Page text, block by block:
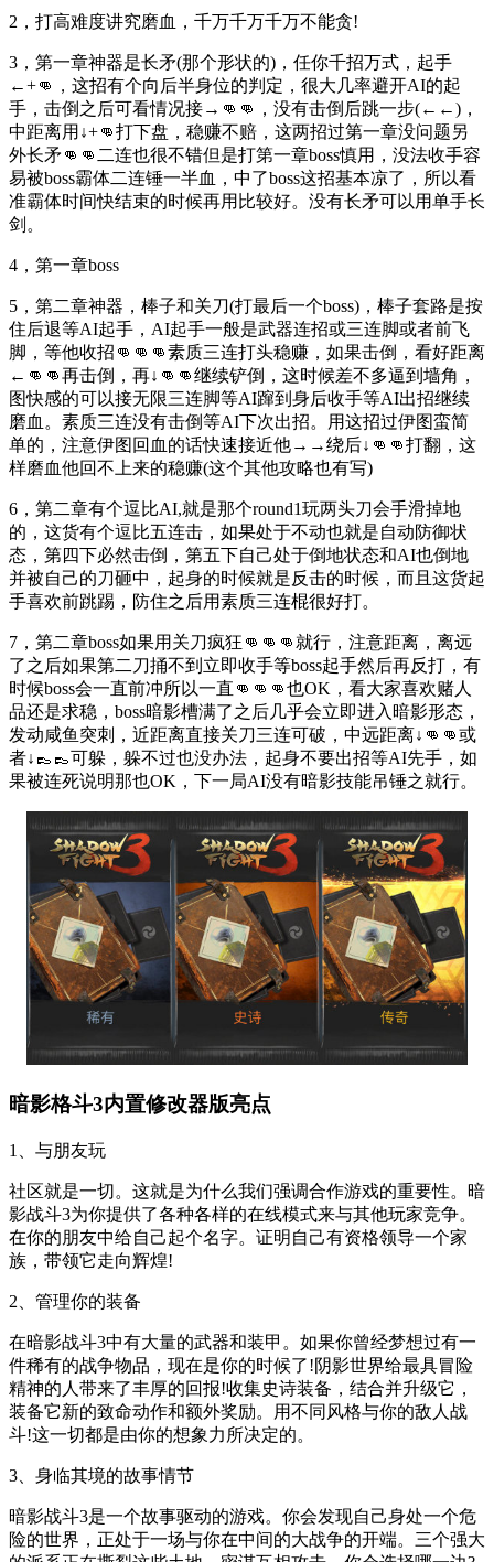
2，打高难度讲究磨血，千万千万千万不能贪!
3，第一章神器是长矛(那个形状的)，任你千招万式，起手
←+👊，这招有个向后半身位的判定，很大几率避开AI的起
手，击倒之后可看情况接→👊👊，没有击倒后跳一步(←←)，
中距离用↓+👊打下盘，稳赚不赔，这两招过第一章没问题另
外长矛👊👊二连也很不错但是打第一章boss慎用，没法收手容
易被boss霸体二连锤一半血，中了boss这招基本凉了，所以看
准霸体时间快结束的时候再用比较好。没有长矛可以用单手长
剑。
4，第一章boss
5，第二章神器，棒子和关刀(打最后一个boss)，棒子套路是按
住后退等AI起手，AI起手一般是武器连招或三连脚或者前飞
脚，等他收招👊👊👊素质三连打头稳赚，如果击倒，看好距离
←👊👊再击倒，再↓👊👊继续铲倒，这时候差不多逼到墙角，
图快感的可以接无限三连脚等AI蹿到身后收手等AI出招继续
磨血。素质三连没有击倒等AI下次出招。用这招过伊图蛮简
单的，注意伊图回血的话快速接近他→→绕后↓👊👊打翻，这
样磨血他回不上来的稳赚(这个其他攻略也有写)
6，第二章有个逗比AI,就是那个round1玩两头刀会手滑掉地
的，这货有个逗比五连击，如果处于不动也就是自动防御状
态，第四下必然击倒，第五下自己处于倒地状态和AI也倒地
并被自己的刀砸中，起身的时候就是反击的时候，而且这货起
手喜欢前跳踢，防住之后用素质三连棍很好打。
7，第二章boss如果用关刀疯狂👊👊👊就行，注意距离，离远
了之后如果第二刀捅不到立即收手等boss起手然后再反打，有
时候boss会一直前冲所以一直👊👊👊也OK，看大家喜欢赌人
品还是求稳，boss暗影槽满了之后几乎会立即进入暗影形态，
发动咸鱼突刺，近距离直接关刀三连可破，中远距离↓👊👊或
者↓👞👞可躲，躲不过也没办法，起身不要出招等AI先手，如
果被连死说明那也OK，下一局AI没有暗影技能吊锤之就行。
暗影格斗3内置修改器版亮点
1、与朋友玩
社区就是一切。这就是为什么我们强调合作游戏的重要性。暗
影战斗3为你提供了各种各样的在线模式来与其他玩家竞争。
在你的朋友中给自己起个名字。证明自己有资格领导一个家
族，带领它走向辉煌!
2、管理你的装备
在暗影战斗3中有大量的武器和装甲。如果你曾经梦想过有一
件稀有的战争物品，现在是你的时候了!阴影世界给最具冒险
精神的人带来了丰厚的回报!收集史诗装备，结合并升级它，
装备它新的致命动作和额外奖励。用不同风格与你的敌人战
斗!这一切都是由你的想象力所决定的。
3、身临其境的故事情节
暗影战斗3是一个故事驱动的游戏。你会发现自己身处一个危
险的世界，正处于一场与你在中间的大战争的开端。三个强大